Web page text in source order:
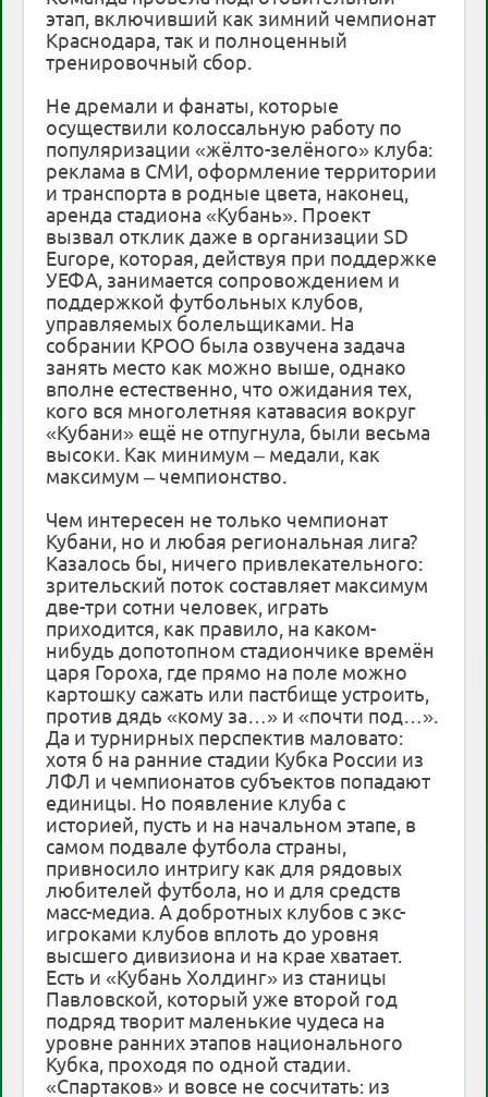
этап, включивший как зимний чемпионат
Краснодара, так и полноценный
тренировочный сбор.
Не дремали и фанаты, которые
осуществили колоссальную работу по
популяризации «жёлто-зелёного» клуба:
реклама в СМИ, оформление территории
и транспорта в родные цвета, наконец,
аренда стадиона «Кубань». Проект
вызвал отклик даже в организации SD
Europe, которая, действуя при поддержке
УЕФА, занимается сопровождением и
поддержкой футбольных клубов,
управляемых болельщиками. На
собрании КРОО была озвучена задача
занять место как можно выше, однако
вполне естественно, что ожидания тех,
кого вся многолетняя катавасия вокруг
«Кубани» ещё не отпугнула, были весьма
высоки. Как минимум – медали, как
максимум – чемпионство.
Чем интересен не только чемпионат
Кубани, но и любая региональная лига?
Казалось бы, ничего привлекательного:
зрительский поток составляет максимум
две-три сотни человек, играть
приходится, как правило, на каком-
нибудь допотопном стадиончике времён
царя Гороха, где прямо на поле можно
картошку сажать или пастбище устроить,
против дядь «кому за…» и «почти под…».
Да и турнирных перспектив маловато:
хотя б на ранние стадии Кубка России из
ЛФЛ и чемпионатов субъектов попадают
единицы. Но появление клуба с
историей, пусть и на начальном этапе, в
самом подвале футбола страны,
привносило интригу как для рядовых
любителей футбола, но и для средств
масс-медиа. А добротных клубов с экс-
игроками клубов вплоть до уровня
высшего дивизиона и на крае хватает.
Есть и «Кубань Холдинг» из станицы
Павловской, который уже второй год
подряд творит маленькие чудеса на
уровне ранних этапов национального
Кубка, проходя по одной стадии.
«Спартаков» и вовсе не сосчитать: из